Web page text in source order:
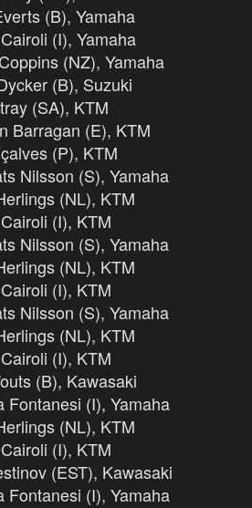
(B), Yamaha
(I), Yamaha
(NZ), Yamaha
(B), Suzuki
(SA), KTM
Barragan (E), KTM
(P), KTM
Nilsson (S), Yamaha
(NL), KTM
(I), KTM
Nilsson (S), Yamaha
(NL), KTM
(I), KTM
Nilsson (S), Yamaha
(NL), KTM
(I), KTM
(B), Kawasaki
Fontanesi (I), Yamaha
(NL), KTM
(I), KTM
(EST), Kawasaki
Fontanesi (I), Yamaha